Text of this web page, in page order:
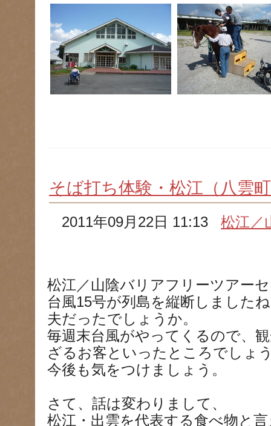
そば打ち体験・松江（八雲
2011年09月22日 11:13松江／
松江／山陰バリアフリーツアー
台風15号が列島を縦断しました
夫だったでしょうか。
毎週末台風がやってくるので、
ざるお客といったところでしょ
今後も気をつけましょう。
さて、話は変わりまして、
松江・出雲を代表する食べ物